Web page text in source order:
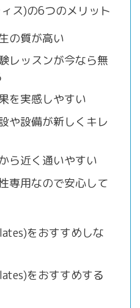
ス)の6つのメリット
の質が高い
レッスンが今なら無
を実感しやすい
や設備が新しくキレ
ら近く通いやすい
専用なので安心して
をおすすめしな
をおすすめする